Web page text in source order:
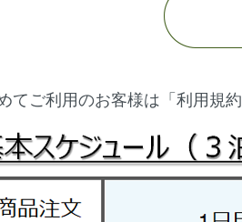
てご利用のお客様は「利用規約